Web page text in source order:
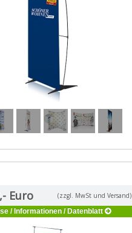
Euro
(zzgl. MwSt und Versand)
/ Informationen / Datenblatt